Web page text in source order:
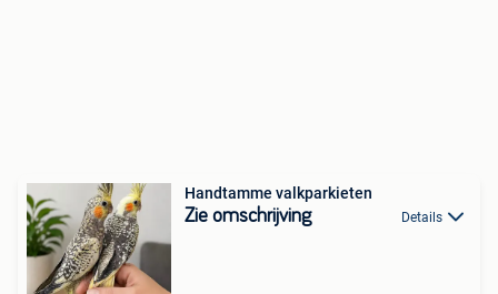
Handtamme valkparkieten
Zie omschrijving Details